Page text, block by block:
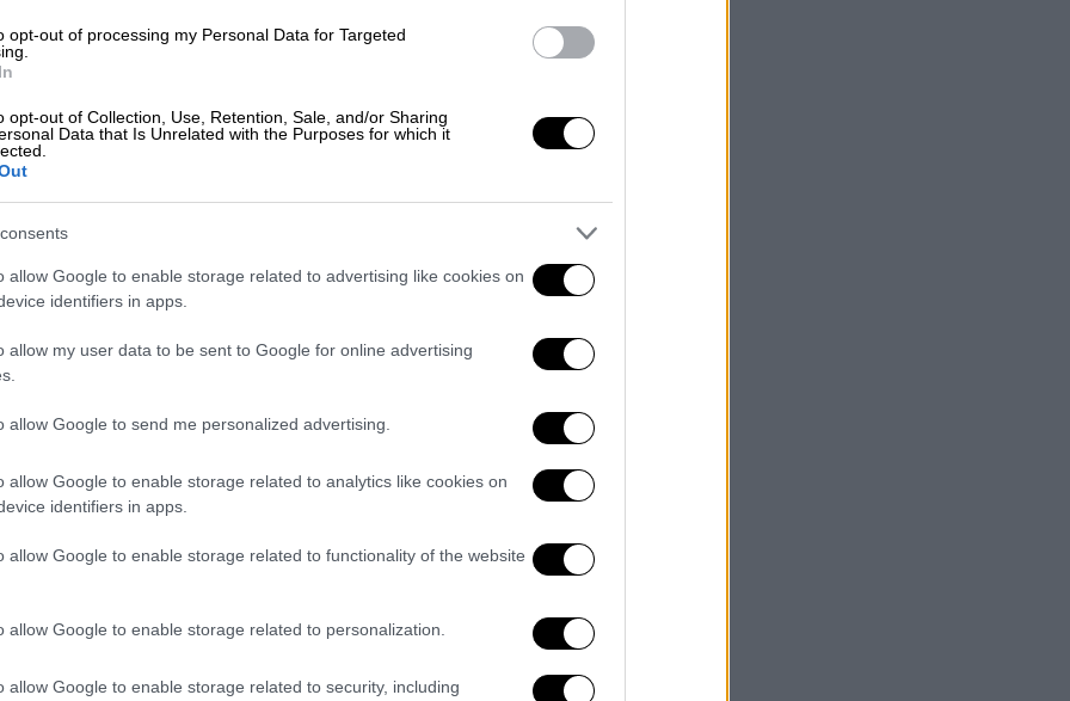
opt-out of processing my Personal Data for Targeted
opt-out of Collection, Use, Retention, Sale, and/or Sharing
Data that Is Unrelated with the Purposes for which it
allow Google to enable storage related to advertising like cookies on
identifiers in apps.
allow my user data to be sent to Google for online advertising
allow Google to send me personalized advertising.
allow Google to enable storage related to analytics like cookies on
identifiers in apps.
allow Google to enable storage related to functionality of the website
allow Google to enable storage related to personalization.
allow Google to enable storage related to security, including
25 χρόνια βρίσκεται δίπλα στους
της
η παροχή στέγης σεηθοποιούςπου
με την ιδρύτρια και πρόεδρο
είδη διατροφής μακράς διάρκειας
της στέγης.
το πολύ ουσιαστικό έργο που
μόνο καλύπτοντας βιοτικές ανάγκες
αλλά καιπροφέροντας τους την
να κάνουν αυτό που αγαπούν
της ΝΔ Γιώργος Στεργίου δήλωσε μετά
και ειδικότερα οι ηθοποιοί
χρόνια διαρθρωτικά ζητήματα του
να συμπαρασταθεί σε χιλιάδες
και πλέον εκατομμύρια ευρώ έχουν ήδη
επιπτώσεις. Τώρα σχεδιάζεται με
έναρξης όλων των καλλιτεχνικών